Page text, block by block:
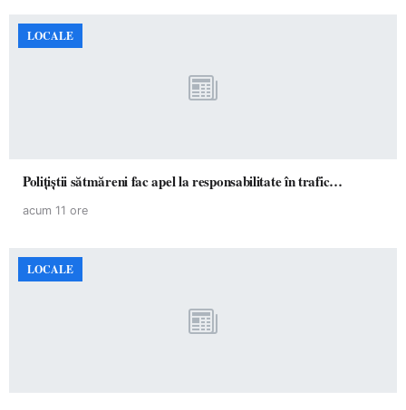
LOCALE
Polițiștii sătmăreni fac apel la responsabilitate în trafic…
acum 11 ore
LOCALE